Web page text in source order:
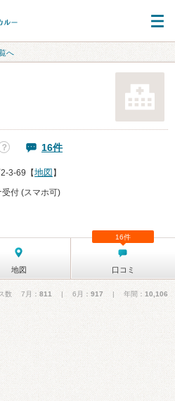
へ
？ 16件
3-69【地図 】
受付 (スマホ可)
地図 口コミ
16件
数 7月： 811 | 6月： 917 | 年間： 10,106